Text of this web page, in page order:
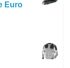
Euro